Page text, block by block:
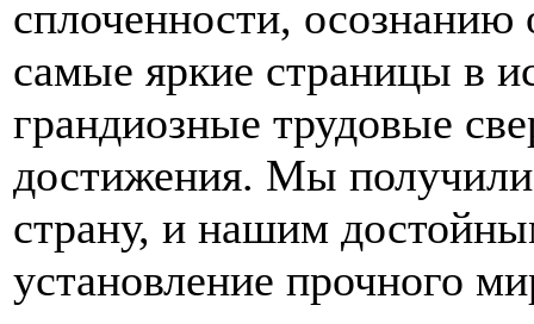
сплоченности,
самые яркие страницы в
грандиозные трудовые
достижения. Мы
страну, и нашим
установление прочного